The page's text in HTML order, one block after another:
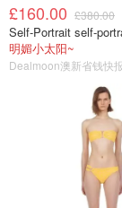
£160.00 £380.00
明媚小太阳~
Dealmoon澳新省钱快